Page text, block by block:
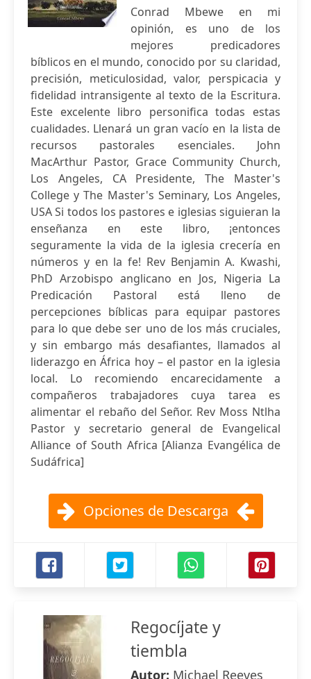
Conrad Mbewe en mi
opinión, es uno de los
mejores predicadores
bíblicos en el mundo, conocido por su claridad,
precisión, meticulosidad, valor, perspicacia y
fidelidad intransigente al texto de la Escritura.
Este excelente libro personifica todas estas
cualidades. Llenará un gran vacío en la lista de
recursos pastorales esenciales. John
MacArthur Pastor, Grace Community Church,
Los Angeles, CA Presidente, The Master's
College y The Master's Seminary, Los Angeles,
USA Si todos los pastores e iglesias siguieran la
enseñanza en este libro, ¡entonces
seguramente la vida de la iglesia crecería en
números y en la fe! Rev Benjamin A. Kwashi,
PhD Arzobispo anglicano en Jos, Nigeria La
Predicación Pastoral está lleno de
percepciones bíblicas para equipar pastores
para lo que debe ser uno de los más cruciales,
y sin embargo más desafiantes, llamados al
liderazgo en África hoy – el pastor en la iglesia
local. Lo recomiendo encarecidamente a
compañeros trabajadores cuya tarea es
alimentar el rebaño del Señor. Rev Moss Ntlha
Pastor y secretario general de Evangelical
Alliance of South Africa [Alianza Evangélica de
Sudáfrica]
Opciones de Descarga
Regocíjate y
tiembla
Autor: Michael Reeves